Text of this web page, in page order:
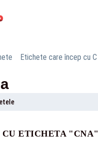
Etichete care încep cu C
ETICHETA "CNA"